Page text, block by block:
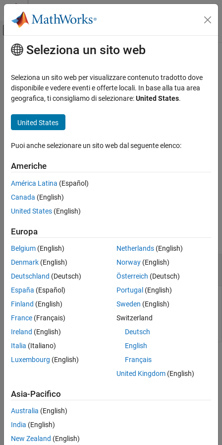
Vai al contenuto
Attiva/disattiva menu di navigazione
Pagina iniziale della documentazione
Signal Integrity Toolbox
Signal Integrity Analysis Using MATLAB
plotValidation
Syntax
Input Arguments
Version History
See Also
Contenuto principale
plotValidation
Plot reconstructed, reference, and error waveforms
Since R2024b
Syntax
Description
plotValidation(
between the reconstructed and reference waveforms as error
waveform.
collapse all
obj—MER waveforms
object
Data Types:double
Version History
See Also
| makeWave
plotStateye
Seleziona un sito web
Seleziona un sito web per visualizzare contenuto tradotto dove
disponibile e vedere eventi e offerte locali. In base alla tua area
geografica, ti consigliamo di selezionare:United States.
United States
Puoi anche selezionare un sito web dal seguente elenco:
Americhe
América Latina (Español)
Canada (English)
United States (English)
Europa
Belgium (English)
Denmark (English)
Deutschland (Deutsch)
España (Español)
Finland (English)
France (Français)
Ireland (English)
Italia (Italiano)
Luxembourg (English)
Netherlands(English)
Norway(English)
Österreich (Deutsch)
Portugal (English)
Sweden (English)
Switzerland
Deutsch
English
Français
United Kingdom(English)
Asia-Pacifico
Australia (English)
India (English)
New Zealand (English)